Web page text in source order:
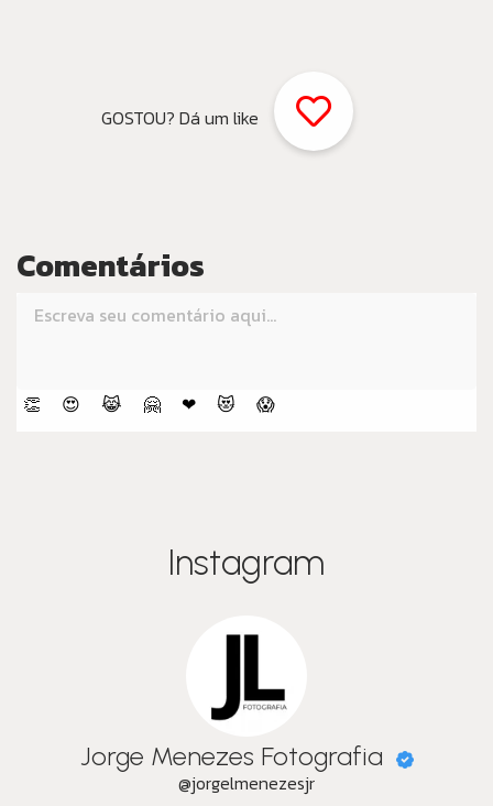
GOSTOU? Dá um like
Comentários
👏 😍 😹 🤗 ❤ 😻 😱
Instagram
Jorge Menezes Fotografia
@jorgelmenezesjr